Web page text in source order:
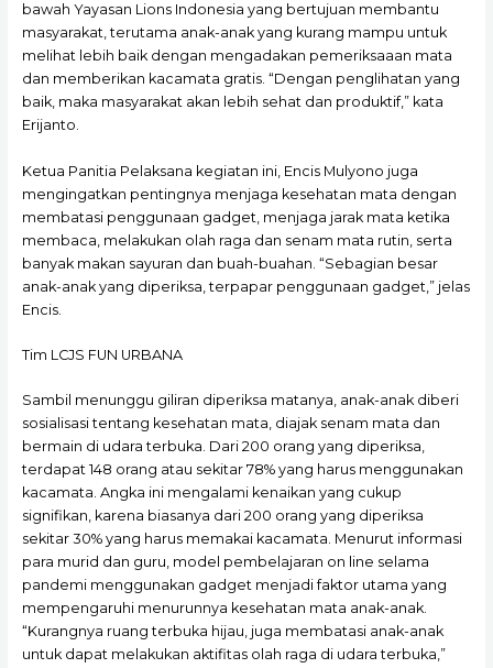
bawah Yayasan Lions Indonesia yang bertujuan membantu
masyarakat, terutama anak-anak yang kurang mampu untuk
melihat lebih baik dengan mengadakan pemeriksaaan mata
dan memberikan kacamata gratis. “Dengan penglihatan yang
baik, maka masyarakat akan lebih sehat dan produktif,” kata
Erijanto.
Ketua Panitia Pelaksana kegiatan ini, Encis Mulyono juga
mengingatkan pentingnya menjaga kesehatan mata dengan
membatasi penggunaan gadget, menjaga jarak mata ketika
membaca, melakukan olah raga dan senam mata rutin, serta
banyak makan sayuran dan buah-buahan. “Sebagian besar
anak-anak yang diperiksa, terpapar penggunaan gadget,” jelas
Encis.
Tim LCJS FUN URBANA
Sambil menunggu giliran diperiksa matanya, anak-anak diberi
sosialisasi tentang kesehatan mata, diajak senam mata dan
bermain di udara terbuka. Dari 200 orang yang diperiksa,
terdapat 148 orang atau sekitar 78% yang harus menggunakan
kacamata. Angka ini mengalami kenaikan yang cukup
signifikan, karena biasanya dari 200 orang yang diperiksa
sekitar 30% yang harus memakai kacamata. Menurut informasi
para murid dan guru, model pembelajaran on line selama
pandemi menggunakan gadget menjadi faktor utama yang
mempengaruhi menurunnya kesehatan mata anak-anak.
“Kurangnya ruang terbuka hijau, juga membatasi anak-anak
untuk dapat melakukan aktifitas olah raga di udara terbuka,”